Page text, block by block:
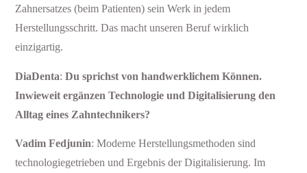
Zahnersatzes (beim Patienten) sein Werk in jedem
Herstellungsschritt. Das macht unseren Beruf wirklich
einzigartig.
DiaDenta:Du sprichst von handwerklichem Können.
Inwieweit ergänzen Technologie und Digitalisierung den
Alltag eines Zahntechnikers?
Vadim Fedjunin: Moderne Herstellungsmethoden sind
technologiegetrieben und Ergebnis der Digitalisierung. Im